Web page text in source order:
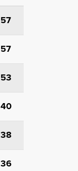
57
57
53
40
38
36